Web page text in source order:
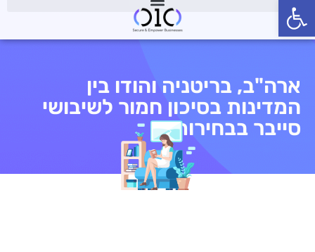
פתח סרגל נגישות
ארה"ב, בריטניה והודו בין
המדינות בסיכון חמור לשיבושי
סייבר בבחירות